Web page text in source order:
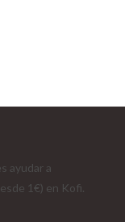
ayudar a
1€) en Kofi.